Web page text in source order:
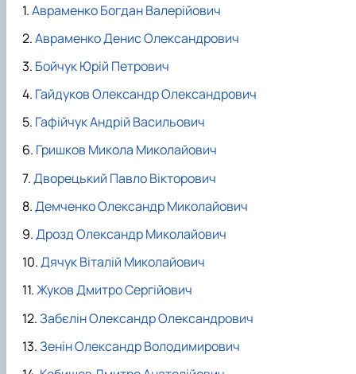
Авраменко Богдан Валерійович
Авраменко Денис Олександрович
Бойчук Юрій Петрович
Гайдуков Олександр Олександрович
Гафійчук Андрій Васильович
Гришков Микола Миколайович
Дворецький Павло Вікторович
Демченко Олександр Миколайович
Дрозд Олександр Миколайович
Дячук Віталій Миколайович
Жуков Дмитро Сергійович
Забєлін Олександр Олександрович
Зенін Олександр Володимирович